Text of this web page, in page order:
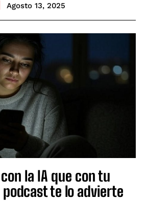
Agosto 13, 2025
la IA que con tu
te lo advierte